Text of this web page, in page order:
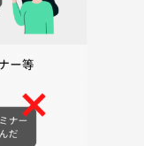
て頂いております。必